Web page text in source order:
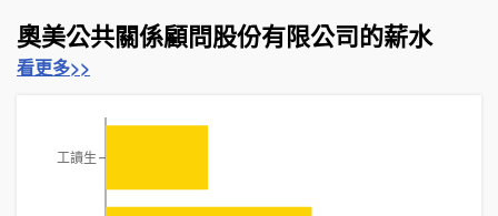
奧美公共關係顧問股份有限公司的薪水
看更多>>
工讀生